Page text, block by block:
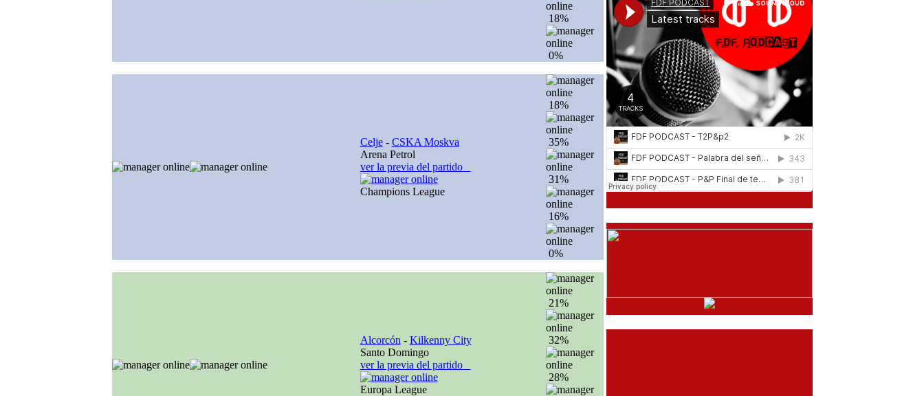
18%
0%
Celje- CSKA Moskva
Arena Petrol
ver la previa del partido
Champions League
18%
35%
31%
16%
0%
Alcorcón - Kilkenny City
Santo Domingo
ver la previa del partido
Europa League
21%
32%
28%